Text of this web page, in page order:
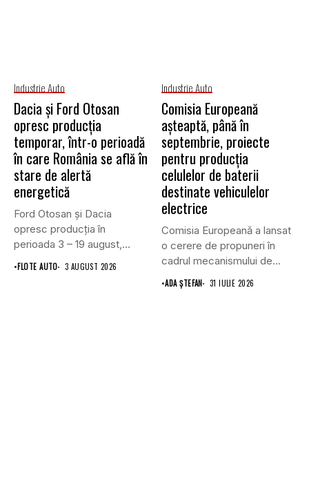
Industrie Auto
Dacia și Ford Otosan
opresc producția
temporar, într-o perioadă
în care România se află în
stare de alertă
energetică
Ford Otosan și Dacia
opresc producția în
perioada 3 – 19 august,...
•FLOTE AUTO 3 AUGUST 2026
Industrie Auto
Comisia Europeană
așteaptă, până în
septembrie, proiecte
pentru producția
celulelor de baterii
destinate vehiculelor
electrice
Comisia Europeană a lansat
o cerere de propuneri în
cadrul mecanismului de...
•ADA ȘTEFAN 31 IULIE 2026